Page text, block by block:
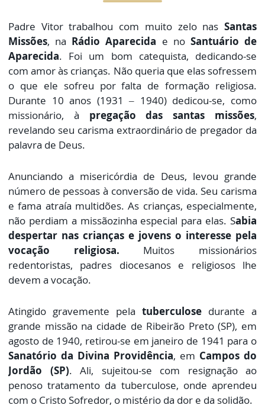
Padre Vitor trabalhou com muito zelo nas Santas
Missões, na Rádio Aparecida e no Santuário de
Aparecida. Foi um bom catequista, dedicando-se
com amor às crianças. Não queria que elas sofressem
o que ele sofreu por falta de formação religiosa.
Durante 10 anos (1931 – 1940) dedicou-se, como
missionário, à pregação das santas missões,
revelando seu carisma extraordinário de pregador da
palavra de Deus.
Anunciando a misericórdia de Deus, levou grande
número de pessoas à conversão de vida. Seu carisma
e fama atraía multidões. As crianças, especialmente,
não perdiam a missãozinha especial para elas. Sabia
despertar nas crianças e jovens o interesse pela
vocação religiosa. Muitos missionários
redentoristas, padres diocesanos e religiosos lhe
devem a vocação.
Atingido gravemente pela tuberculose durante a
grande missão na cidade de Ribeirão Preto (SP), em
agosto de 1940, retirou-se em janeiro de 1941 para o
Sanatório da Divina Providência, em Campos do
Jordão (SP). Ali, sujeitou-se com resignação ao
penoso tratamento da tuberculose, onde aprendeu
com o Cristo Sofredor, o mistério da dor e da solidão.